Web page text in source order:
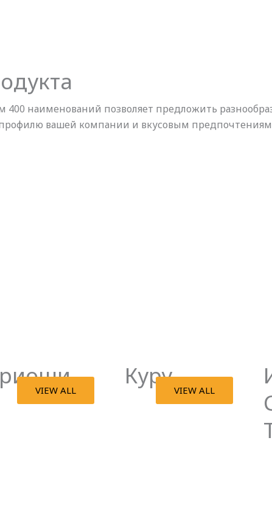
400 наименований позволяет предложить
вашей компании и вкусовым
VIEW ALL
Куру
VIEW ALL